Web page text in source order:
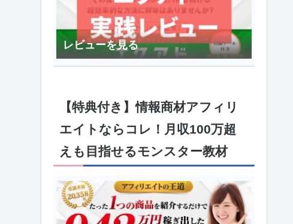
レビューを見る
【特典付き】情報商材アフィリ
エイトならコレ！月収100万超
えも目指せるモンスター教材